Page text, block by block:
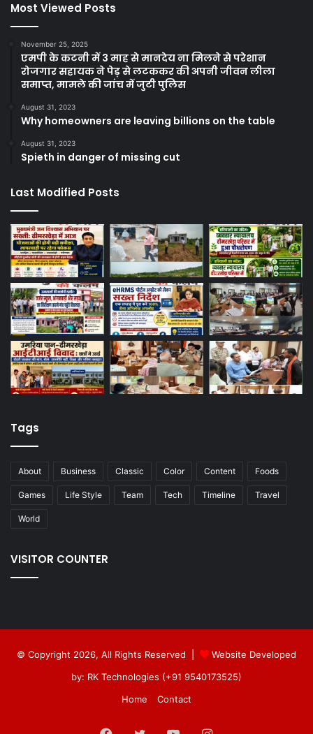
Most Viewed Posts
November 25, 2025
एमपी के कटनी में 3 माह से मानदेय ना मिलने से परेशान
रोजगार सहायक ने पेड़ से लटककर की अपनी जीवन लीला
समाप्त, मामले की जांच में जुटी पुलिस
August 31, 2023
Why homeowners are leaving billions on the table
August 31, 2023
Spieth in danger of missing cut
Last Modified Posts
Tags
About Business Classic Color Content Foods
Games Life Style Team Tech Timeline Travel
World
VISITOR COUNTER
© Copyright 2026, All Rights Reserved |
Website Developed
by: RK Technologies (+91 9540173525)
Home
Contact